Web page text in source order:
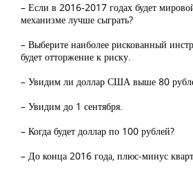
– Если в 2016-2017 годах будет
механизме лучше сыграть?
– Выберите наиболее рискованный
будет отторжение к риску.
– Увидим ли доллар США выше 80
– Увидим до 1 сентября.
– Когда будет доллар по 100 рублей?
– До конца 2016 года, плюс-минус